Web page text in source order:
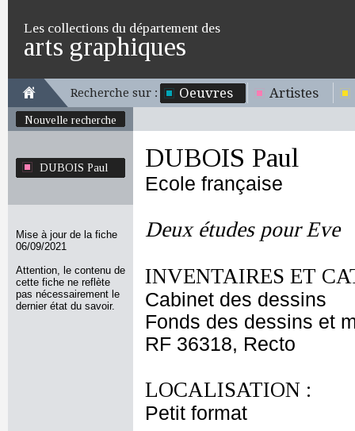
Les collections du département des
arts graphiques
Recherche sur : Oeuvres Artistes
Nouvelle recherche
DUBOIS Paul
Mise à jour de la fiche
06/09/2021
Attention, le contenu de
cette fiche ne reflète
pas nécessairement le
dernier état du savoir.
DUBOIS Paul
Ecole française
Deux études pour Eve
INVENTAIRES ET
Cabinet des dessins
Fonds des dessins et
RF 36318, Recto
LOCALISATION :
Petit format